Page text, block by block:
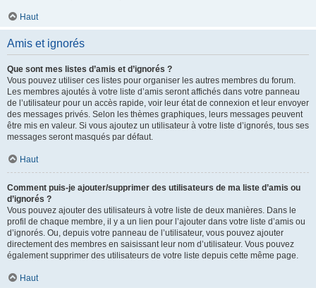
Haut
Amis et ignorés
Que sont mes listes d’amis et d’ignorés ?
Vous pouvez utiliser ces listes pour organiser les autres membres du forum.
Les membres ajoutés à votre liste d’amis seront affichés dans votre panneau
de l’utilisateur pour un accès rapide, voir leur état de connexion et leur envoyer
des messages privés. Selon les thèmes graphiques, leurs messages peuvent
être mis en valeur. Si vous ajoutez un utilisateur à votre liste d’ignorés, tous ses
messages seront masqués par défaut.
Haut
Comment puis-je ajouter/supprimer des utilisateurs de ma liste d’amis ou
d’ignorés ?
Vous pouvez ajouter des utilisateurs à votre liste de deux manières. Dans le
profil de chaque membre, il y a un lien pour l’ajouter dans votre liste d’amis ou
d’ignorés. Ou, depuis votre panneau de l’utilisateur, vous pouvez ajouter
directement des membres en saisissant leur nom d’utilisateur. Vous pouvez
également supprimer des utilisateurs de votre liste depuis cette même page.
Haut